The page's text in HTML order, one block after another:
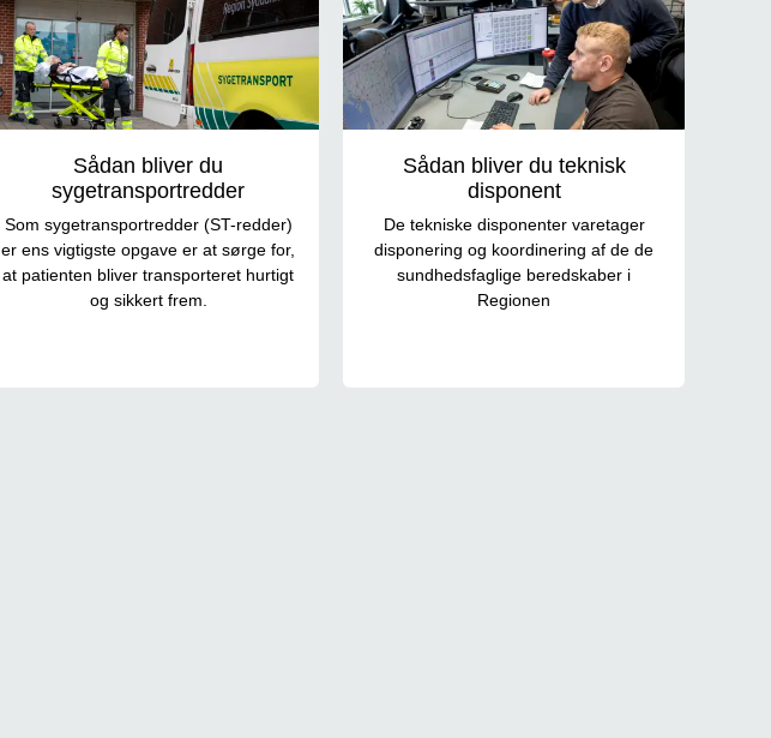
Sådan bliver du
sygetransportredder
Som sygetransportredder (ST-redder)
er ens vigtigste opgave er at sørge for,
at patienten bliver transporteret hurtigt
og sikkert frem.
Sådan bliver du teknisk
disponent
De tekniske disponenter varetager
disponering og koordinering af de de
sundhedsfaglige beredskaber i
Regionen